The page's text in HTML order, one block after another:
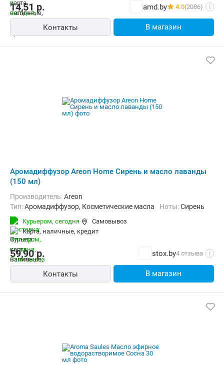
14,51 р. amd.by 4.0(2086) i
Контакты В магазин
Аромадиффузор Areon Home Сирень и масло лаванды
(150 мл)
Производитель:Areon
Тип:Аромадиффузор, Косметические масла Ноты:Сирень
Курьером, сегодня
Самовывоз
карта, наличные, кредит
59,90р. stox.by4 отзыва i
Контакты В магазин